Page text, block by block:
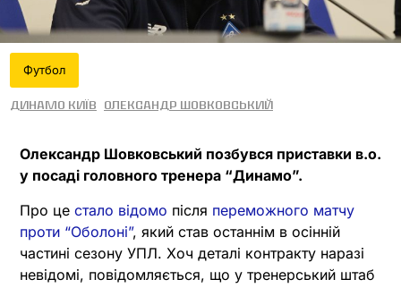
Футбол
Динамо Київ Олександр Шовковський
Олександр Шовковський позбувся приставки в.о.
у посаді головного тренера “Динамо”.
Про це стало відомо після переможного матчу
проти “Оболоні”, який став останнім в осінній
частині сезону УПЛ. Хоч деталі контракту наразі
невідомі, повідомляється, що у тренерський штаб